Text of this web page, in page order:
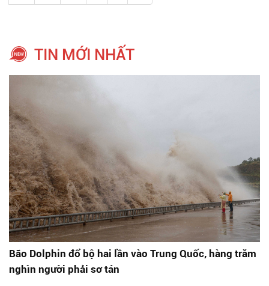
TIN MỚI NHẤT
Bão Dolphin đổ bộ hai lần vào Trung Quốc, hàng trăm
nghìn người phải sơ tán